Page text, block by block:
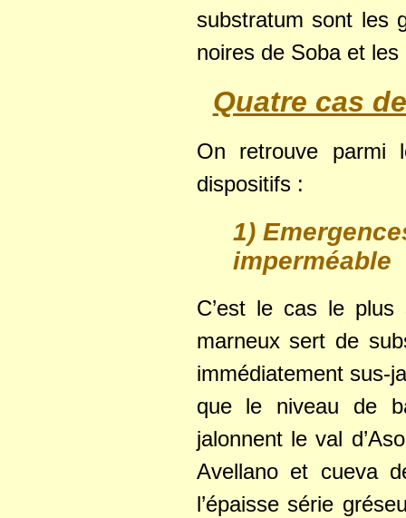
substratum sont les
noires de Soba et
Quatre cas
On retrouve parmi
dispositifs :
1)
imperméable
C’est le cas le plus
marneux sert de
immédiatement sus-
que le niveau de
jalonnent le val
Avellano et cueva
l’épaisse série